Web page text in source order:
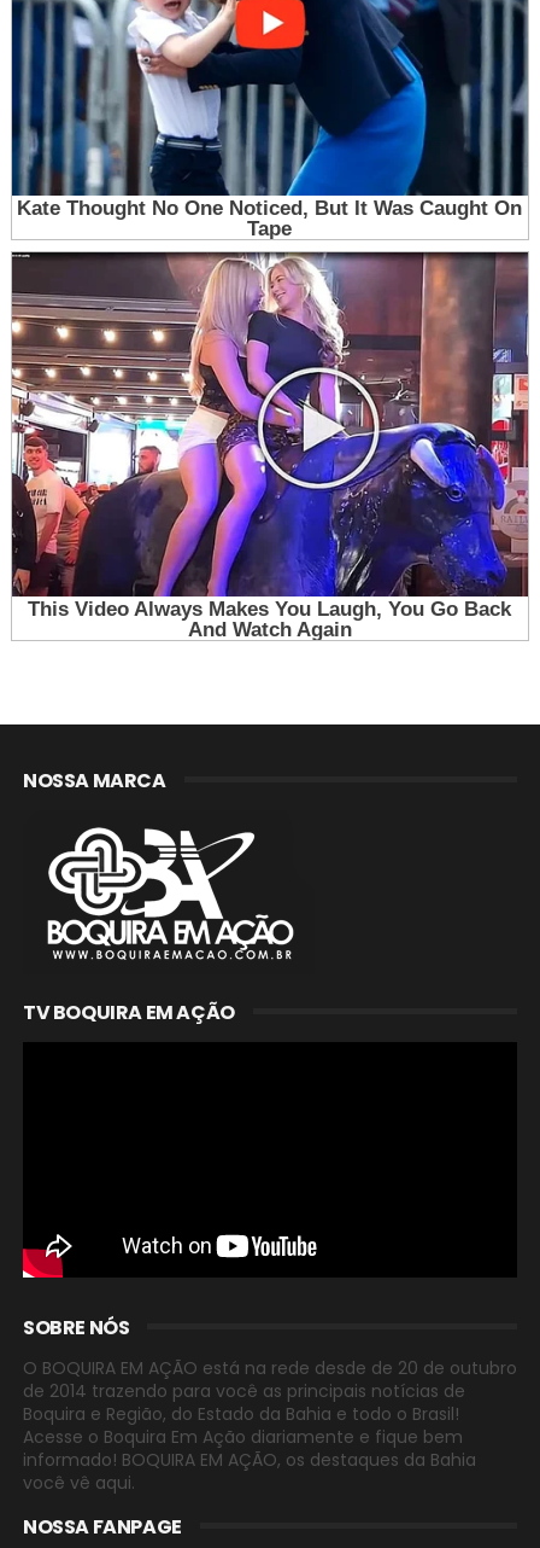
NOSSA MARCA
TV BOQUIRA EM AÇÃO
SOBRE NÓS
O BOQUIRA EM AÇÃO está na rede desde de 20 de outubro
de 2014 trazendo para você as principais notícias de
Boquira e Região, do Estado da Bahia e todo o Brasil!
Acesse o Boquira Em Ação diariamente e fique bem
informado! BOQUIRA EM AÇÃO, os destaques da Bahia
você vê aqui.
NOSSA FANPAGE